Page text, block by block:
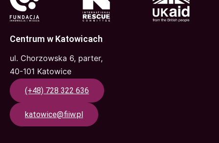
Centrum w Katowicach
ul. Chorzowska 6, parter,
40-101 Katowice
(+48) 728 322 636
katowice@fiiw.pl